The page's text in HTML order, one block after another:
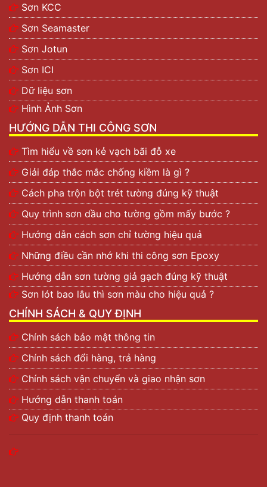
Những ưu điểm của sơn Kansai như sau:
Giá phải chăng.
Độ bền cao và chất lượng tốt.
Màng sơn dày và tốc độ khô nhanh.
Chống chịu ma sát, cọ xát và va đập tốt.
Mặt sơn bóng, khó phai màu và màu tươi sáng.
Màu đẹp và khó phai và độ bám dính tuyệt vời.
Chống trơn trượt, kháng hóa chất và kháng ẩm,
nấm mốc.
Thi công nhanh chóng, dễ dàng, thời gian chờ tối
thiểu.
Tác dụng của sơn Epoxy Kansai
Sơn Kansai được sử dụng rộng rãi để sơn sàn công
nghiệp trong các nhà máy, xí nghiệp. Nó cũng được sử
dụng trong nhiều dự án khác, chẳng hạn như:
Nhà máy hóa chất và dược phẩm.
Nhà máy thực phẩm, văn phòng, tòa nhà chọc
trời.
Bệnh viện, phòng sạch, nhà máy điện tử, nhà kho,
xưởng đóng tàu…
sân tennis…
Sơn KCC
Sơn Seamaster
Sơn Jotun
Sơn ICI
Dữ liệu sơn
Hình Ảnh Sơn
HƯỚNG DẪN THI CÔNG SƠN
Tìm hiểu về sơn kẻ vạch bãi đỗ xe
Giải đáp thắc mắc chống kiềm là gì ?
Cách pha trộn bột trét tường đúng kỹ thuật
Quy trình sơn dầu cho tường gồm mấy bước ?
Hướng dẫn cách sơn chỉ tường hiệu quả
Những điều cần nhớ khi thi công sơn Epoxy
Hướng dẫn sơn tường giả gạch đúng kỹ thuật
Sơn lót bao lâu thì sơn màu cho hiệu quả ?
CHÍNH SÁCH & QUY ĐỊNH
Chính sách bảo mật thông tin
Chính sách đổi hàng, trả hàng
Chính sách vận chuyển và giao nhận sơn
Hướng dẫn thanh toán
Quy định thanh toán